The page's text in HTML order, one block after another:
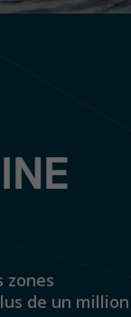
zones
de un million